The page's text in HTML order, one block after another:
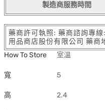
製造商服務時間
藥商許可執照: 藥商諮詢專
用品商店股份有限公司 藥
How To Store
室溫
寬 5
高 2.4